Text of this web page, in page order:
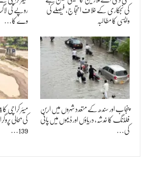
کی نجکاری کے خلاف احتجاج، فیصلے کی
واپسی کا مطالبہ
روپے کی
وے کا…
پنجاب اور سندھ کے متعدد شہروں میں اربن
فلڈنگ کا خدشہ، دریاؤں اور ڈیموں میں پانی
کی…
کی بحالی
139…